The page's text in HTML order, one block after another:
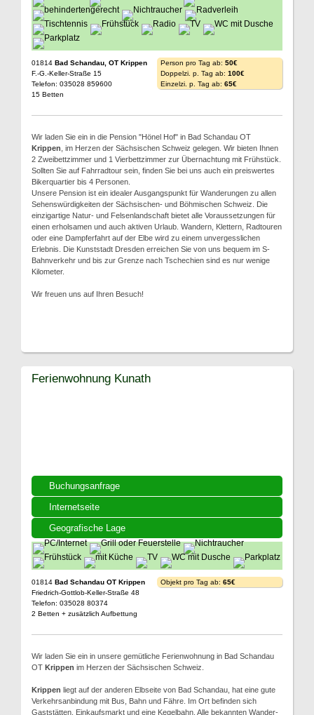
01814 Bad Schandau, OT Krippen
F.-G.-Keller-Straße 15
Telefon: 035028 859600
15 Betten
Person pro Tag ab: 50€
Doppelzi. p. Tag ab: 100€
Einzelzi. p. Tag ab: 65€
Wir laden Sie ein in die Pension "Hönel Hof" in Bad Schandau OT
Krippen , im Herzen der Sächsischen Schweiz gelegen. Wir bieten Ihnen
2 Zweibettzimmer und 1 Vierbettzimmer zur Übernachtung mit Frühstück.
Sollten Sie auf Fahrradtour sein, finden Sie bei uns auch ein preiswertes
Bikerquartier bis 4 Personen.
Unsere Pension ist ein idealer Ausgangspunkt für Wanderungen zu allen
Sehenswürdigkeiten der Sächsischen- und Böhmischen Schweiz. Die
einzigartige Natur- und Felsenlandschaft bietet alle Voraussetzungen für
einen erholsamen und auch aktiven Urlaub. Wandern, Klettern, Radtouren
oder eine Dampferfahrt auf der Elbe wird zu einem unvergesslichen
Erlebnis. Die Kunststadt Dresden erreichen Sie von uns bequem im S-
Bahnverkehr und bis zur Grenze nach Tschechien sind es nur wenige
Kilometer.
Wir freuen uns auf Ihren Besuch!
Buchungsanfrage
Internetseite
Geografische Lage
Ferienwohnung Kunath
01814 Bad Schandau OT Krippen
Friedrich-Gottlob-Keller-Straße 48
Telefon: 035028 80374
2 Betten + zusätzlich Aufbettung
Objekt pro Tag ab: 65€
Wir laden Sie ein in unsere gemütliche Ferienwohnung in Bad Schandau
OT Krippen im Herzen der Sächsischen Schweiz.
Krippen liegt auf der anderen Elbseite von Bad Schandau, hat eine gute
Verkehrsanbindung mit Bus, Bahn und Fähre. Im Ort befinden sich
Gaststätten, Einkaufsmarkt und eine Kegelbahn. Alle bekannten Wander-